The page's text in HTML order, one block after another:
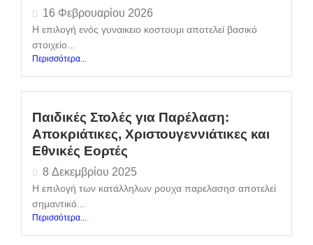
16 Φεβρουαρίου 2026
Η επιλογή ενός γυναικειο κοστουμι αποτελεί βασικό
στοιχείο...
Περισσότερα...
Παιδικές Στολές για Παρέλαση:
Αποκριάτικες, Χριστουγεννιάτικες και
Εθνικές Εορτές
8 Δεκεμβρίου 2025
Η επιλογή των κατάλληλων ρουχα παρελασησ αποτελεί
σημαντικό...
Περισσότερα...